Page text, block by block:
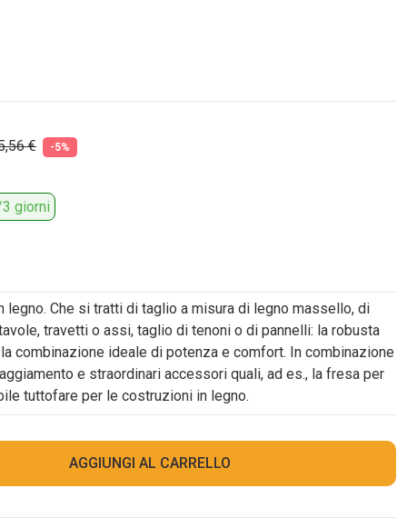
€ -5%
giorni
Che si tratti di taglio a misura di legno massello, di
travetti o assi, taglio di tenoni o di pannelli: la robusta
combinazione ideale di potenza e comfort. In combinazione
e straordinari accessori quali, ad es., la fresa per
tuttofare per le costruzioni in legno.
AGGIUNGI AL CARRELLO